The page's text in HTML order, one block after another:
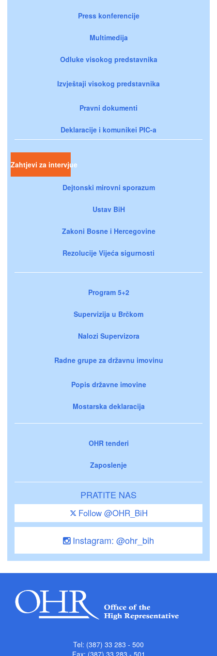
Press konferencije
Multimedija
Odluke visokog predstavnika
Izvještaji visokog predstavnika
Pravni dokumenti
Deklaracije i komunikei PIC-a
Zahtjevi za intervjue
Dejtonski mirovni sporazum
Ustav BiH
Zakoni Bosne i Hercegovine
Rezolucije Vijeća sigurnosti
Program 5+2
Supervizija u Brčkom
Nalozi Supervizora
Radne grupe za državnu imovinu
Popis državne imovine
Mostarska deklaracija
OHR tenderi
Zaposlenje
PRATITE NAS
Follow @OHR_BiH
Instagram: @ohr_bih
Tel: (387) 33 283 - 500